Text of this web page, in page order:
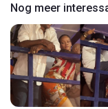
Nog meer